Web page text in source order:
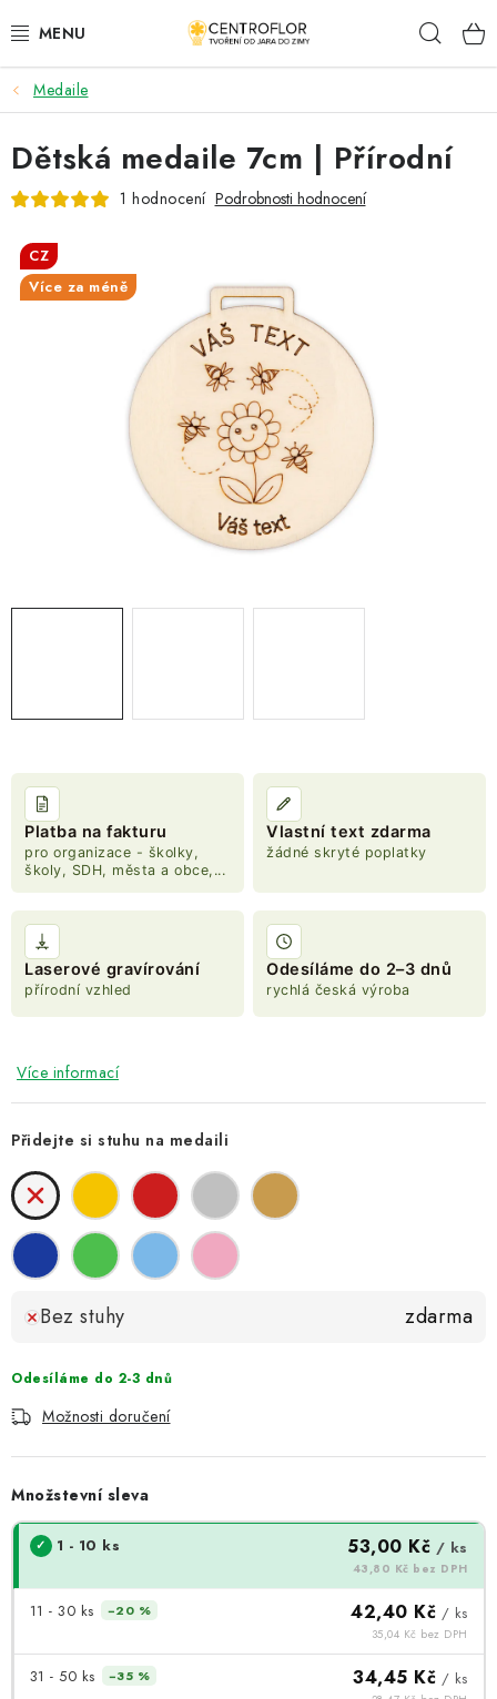
na
SEZÓNNÍ TVOŘENÍ
DŘEVĚNÉ VÝROBKY
MEDAILE
PLACKY A MAGNETKY
KVĚTINY A LISTY
Moje objednávka
Medaile
Platba na fakturu
pro organizace - školky,
školy, SDH, města a obce,...
Vlastní text zdarma
žádné skryté poplatky
Laserové gravírování
přírodní vzhled
Odesíláme do 2–3 dnů
rychlá česká výroba
Více informací
Přidejte si stuhu na medaili
Bez stuhy zdarma
Odesíláme do 2-3 dnů
Možnosti doručení
Množstevní sleva
1 - 10 ks 53,00 Kč / ks
43,80 Kč bez DPH
11 - 30 ks −20 % 42,40 Kč / ks
35,04 Kč bez DPH
31 - 50 ks −35 % 34,45 Kč / ks
Dětská medaile 7cm | Přírodní
1 hodnocení Podrobnosti hodnocení
CZ
Více za méně